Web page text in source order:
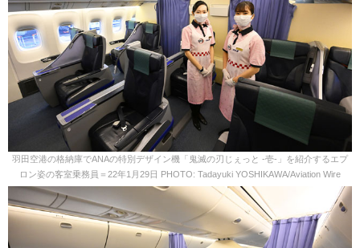
羽田空港の格納庫でANAの特別デザイン機「鬼滅の刃じぇっと -壱-」を紹介するエプ
ロン姿の客室乗務員＝22年1月29日 PHOTO: Tadayuki YOSHIKAWA/Aviation Wire